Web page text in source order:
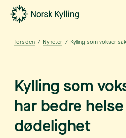
Gå til hovedinnholdet
Gå til menyen
forsiden / Nyheter / Kylling som vokser
Kylling som
har bedre
dødelighet